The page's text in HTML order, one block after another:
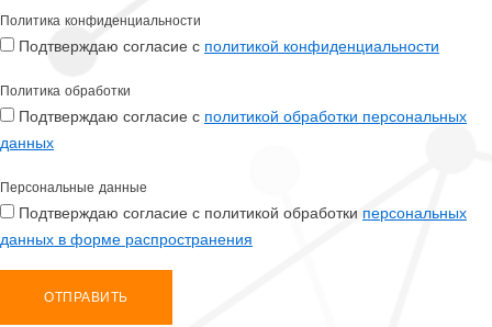
Политика конфиденциальности
Подтверждаю согласие с политикой конфиденциальности
Политика обработки
Подтверждаю согласие с политикой обработки персональных
данных
Персональные данные
Подтверждаю согласие с политикой обработки персональных
данных в форме распространения
ОТПРАВИТЬ